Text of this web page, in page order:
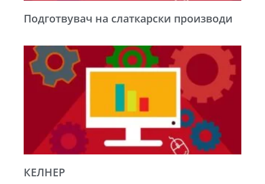
Подготвувач на слаткарски производи
КЕЛНЕР